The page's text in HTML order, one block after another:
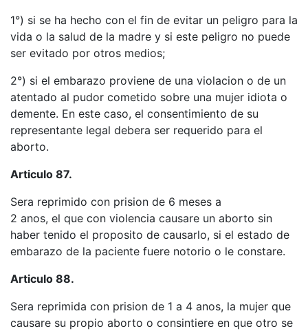
1°) si se ha hecho con el fin de evitar un peligro para la
vida o la salud de la madre y si este peligro no puede
ser evitado por otros medios;
2°) si el embarazo proviene de una violacion o de un
atentado al pudor cometido sobre una mujer idiota o
demente. En este caso, el consentimiento de su
representante legal debera ser requerido para el
aborto.
Articulo 87.
Sera reprimido con prision de 6 meses a
2 anos, el que con violencia causare un aborto sin
haber tenido el proposito de causarlo, si el estado de
embarazo de la paciente fuere notorio o le constare.
Articulo 88.
Sera reprimida con prision de 1 a 4 anos, la mujer que
causare su propio aborto o consintiere en que otro se